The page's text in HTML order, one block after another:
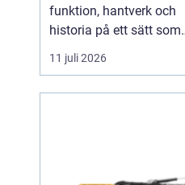
funktion, hantverk och
historia på ett sätt som
få andra
inredningsdetaljer gör.
11 juli 2026